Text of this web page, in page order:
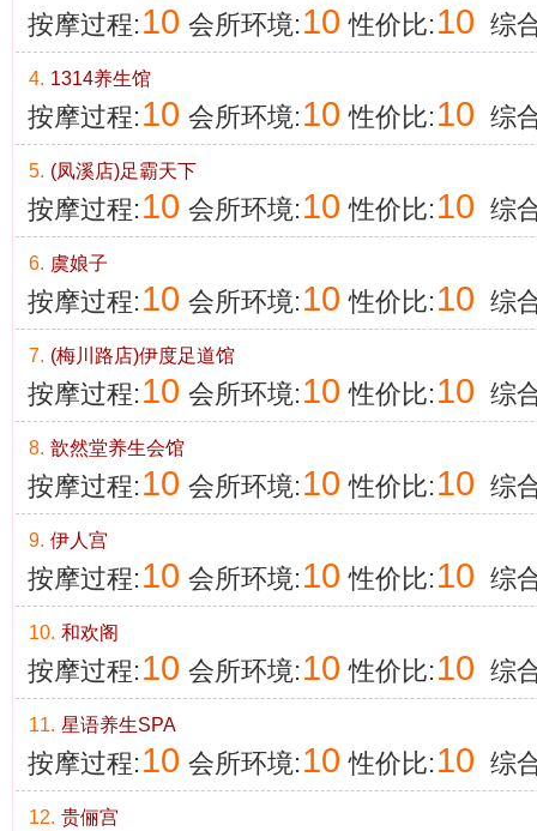
按摩过程: 10 会所环境: 10 性价比: 10 综
4. 1314养生馆
按摩过程: 10 会所环境: 10 性价比: 10 综
5. (凤溪店)足霸天下
按摩过程: 10 会所环境: 10 性价比: 10 综
6. 虞娘子
按摩过程: 10 会所环境: 10 性价比: 10 综
7. (梅川路店)伊度足道馆
按摩过程: 10 会所环境: 10 性价比: 10 综
8. 歆然堂养生会馆
按摩过程: 10 会所环境: 10 性价比: 10 综
9. 伊人宫
按摩过程: 10 会所环境: 10 性价比: 10 综
10. 和欢阁
按摩过程: 10 会所环境: 10 性价比: 10 综
11. 星语养生SPA
按摩过程: 10 会所环境: 10 性价比: 10 综
12. 贵俪宫